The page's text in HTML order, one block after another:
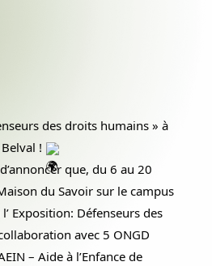
des droits humains » à
!
que, du 6 au 20
du Savoir sur le campus
Exposition: Défenseurs des
avec 5 ONGD
– Aide à l’Enfance de